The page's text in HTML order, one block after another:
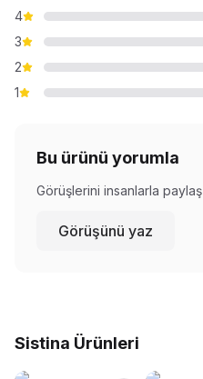
4
3
2
1
Bu ürünü yorumla
Görüşlerini insanlarla paylaş
Görüşünü yaz
Sistina Ürünleri